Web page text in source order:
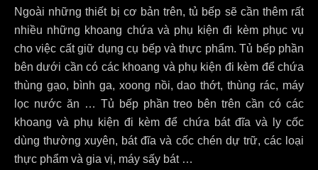
Ngoài những thiết bị cơ bản trên, tủ bếp sẽ cần thêm rất
nhiều những khoang chứa và phụ kiện đi kèm phục vụ
cho việc cất giữ dụng cụ bếp và thực phẩm. Tủ bếp phần
bên dưới cần có các khoang và phụ kiện đi kèm để chứa
thùng gạo, bình ga, xoong nồi, dao thớt, thùng rác, máy
lọc nước ăn … Tủ bếp phần treo bên trên cần có các
khoang và phụ kiện đi kèm để chứa bát đĩa và ly cốc
dùng thường xuyên, bát đĩa và cốc chén dự trữ, các loại
thực phẩm và gia vị, máy sấy bát …